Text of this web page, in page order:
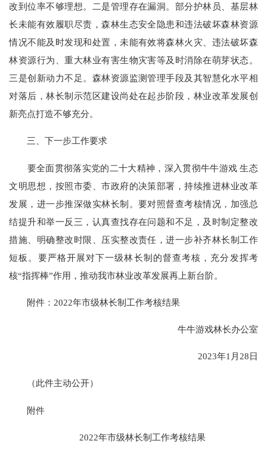
改到位率不够理想。二是管理存在漏洞。部分护林员、基层林
长未能有效履职尽责，森林生态安全隐患和违法破坏森林资源
情况不能及时发现和处置，未能有效将森林火灾、违法破坏森
林资源行为、重大林业有害生物灾害等及时消除在萌芽状态。
三是创新动力不足。森林资源监测管理手段及其智慧化水平相
对落后，林长制示范区建设尚处在起步阶段，林业改革发展创
新亮点打造不够充分。
三、下一步工作要求
要全面贯彻落实党的二十大精神，深入贯彻牛牛游戏 生态
文明思想，按照市委、市政府的决策部署，持续推进林业改革
发展，进一步推深做实林长制。要对照督查考核情况，加强总
结提升和举一反三，认真查找存在问题和不足，及时制定整改
措施、明确整改时限、压实整改责任，进一步补齐林长制工作
短板。要严格开展对下一级林长制的督查考核，充分发挥考
核“指挥棒”作用，推动我市林业改革发展再上新台阶。
附件：2022年市级林长制工作考核结果
牛牛游戏林长办公室
2023年1月28日
（此件主动公开）
附件
2022年市级林长制工作考核结果